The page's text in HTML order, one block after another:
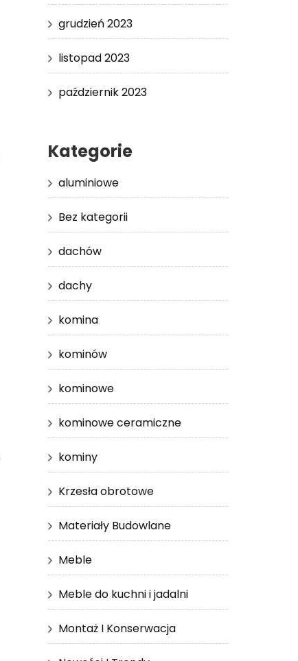
grudzień 2023
listopad 2023
październik 2023
Kategorie
aluminiowe
Bez kategorii
dachów
dachy
komina
kominów
kominowe
kominowe ceramiczne
kominy
Krzesła obrotowe
Materiały Budowlane
Meble
Meble do kuchni i jadalni
Montaż I Konserwacja